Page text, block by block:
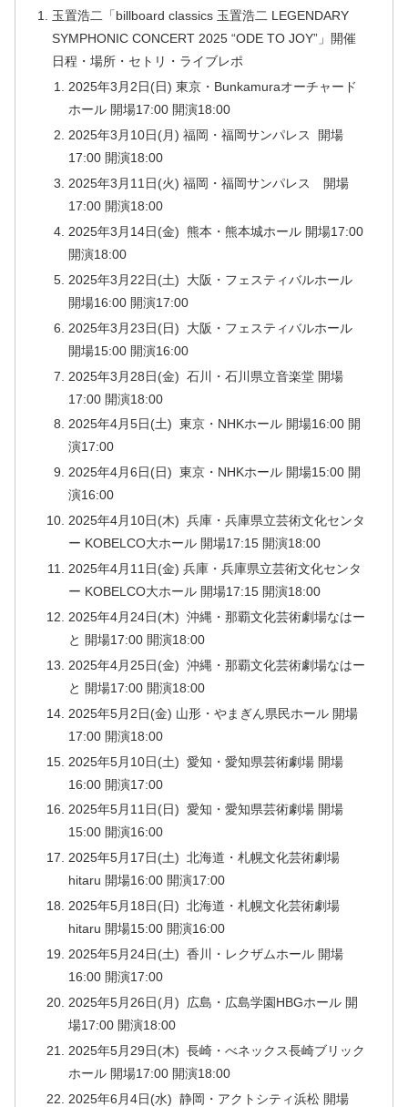
玉置浩二「billboard classics 玉置浩二 LEGENDARY
SYMPHONIC CONCERT 2025 “ODE TO JOY”」開催
日程・場所・セトリ・ライブレポ
2025年3月2日(日) 東京・Bunkamuraオーチャード
ホール 開場17:00 開演18:00
2025年3月10日(月) 福岡・福岡サンパレス 開場
17:00 開演18:00
2025年3月11日(火) 福岡・福岡サンパレス 開場
17:00 開演18:00
2025年3月14日(金) 熊本・熊本城ホール 開場17:00
開演18:00
2025年3月22日(土) 大阪・フェスティバルホール
開場16:00 開演17:00
2025年3月23日(日) 大阪・フェスティバルホール
開場15:00 開演16:00
2025年3月28日(金) 石川・石川県立音楽堂 開場
17:00 開演18:00
2025年4月5日(土) 東京・NHKホール 開場16:00 開
演17:00
2025年4月6日(日) 東京・NHKホール 開場15:00 開
演16:00
2025年4月10日(木) 兵庫・兵庫県立芸術文化センタ
ー KOBELCO大ホール 開場17:15 開演18:00
2025年4月11日(金) 兵庫・兵庫県立芸術文化センタ
ー KOBELCO大ホール 開場17:15 開演18:00
2025年4月24日(木) 沖縄・那覇文化芸術劇場なはー
と 開場17:00 開演18:00
2025年4月25日(金) 沖縄・那覇文化芸術劇場なはー
と 開場17:00 開演18:00
2025年5月2日(金) 山形・やまぎん県民ホール 開場
17:00 開演18:00
2025年5月10日(土) 愛知・愛知県芸術劇場 開場
16:00 開演17:00
2025年5月11日(日) 愛知・愛知県芸術劇場 開場
15:00 開演16:00
2025年5月17日(土) 北海道・札幌文化芸術劇場
hitaru 開場16:00 開演17:00
2025年5月18日(日) 北海道・札幌文化芸術劇場
hitaru 開場15:00 開演16:00
2025年5月24日(土) 香川・レクザムホール 開場
16:00 開演17:00
2025年5月26日(月) 広島・広島学園HBGホール 開
場17:00 開演18:00
2025年5月29日(木) 長崎・べネックス長崎ブリック
ホール 開場17:00 開演18:00
2025年6月4日(水) 静岡・アクトシティ浜松 開場